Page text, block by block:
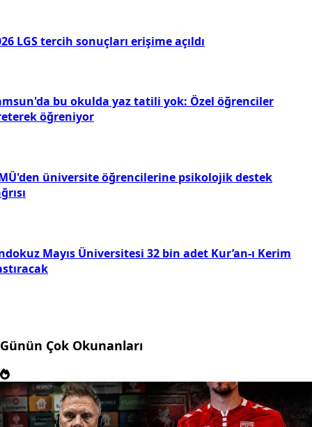
LGS tercih sonuçları erişime açıldı
bu okulda yaz tatili yok: Özel öğrenciler
öğreniyor
üniversite öğrencilerine psikolojik destek
Mayıs Üniversitesi 32 bin adet Kur’an-ı Kerim
Günün Çok Okunanları